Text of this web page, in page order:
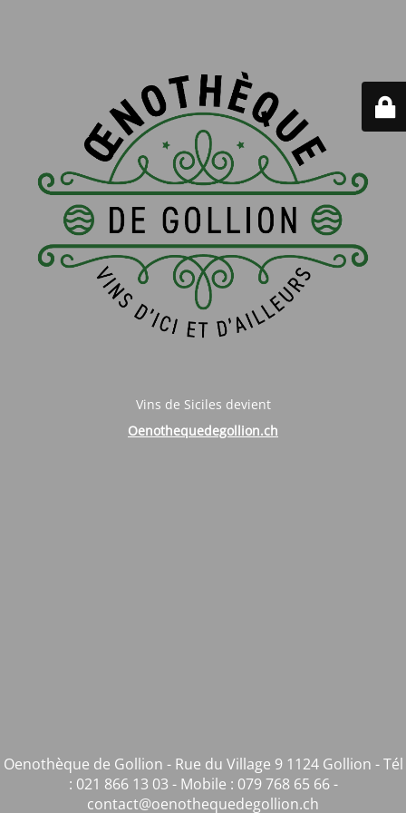
Vins de Siciles devient
Oenothequedegollion.ch
Oenothèque de Gollion - Rue du Village 9 1124 Gollion - Tél
: 021 866 13 03 - Mobile : 079 768 65 66 -
contact@oenothequedegollion.ch